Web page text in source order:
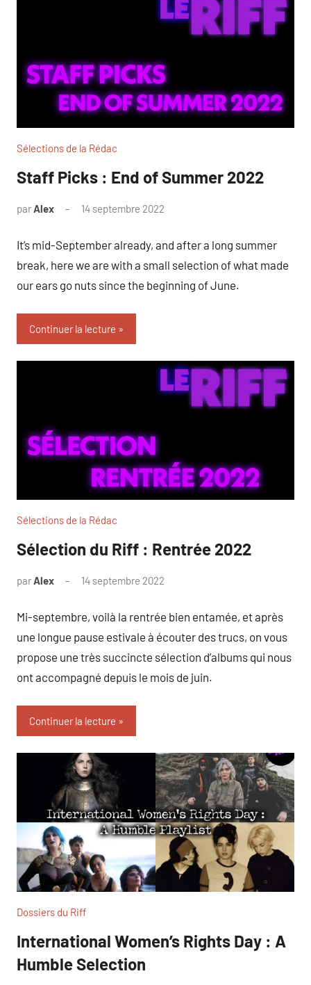
Sélections de la Rédac
Staff Picks : End of Summer 2022
parAlex 14 septembre 2022
It’s mid-September already, and after a long summer
break, here we are with a small selection of what made
our ears go nuts since the beginning of June.
Continuer la lecture
Sélections de la Rédac
Sélection du Riff : Rentrée 2022
parAlex 14 septembre 2022
Mi-septembre, voilà la rentrée bien entamée, et après
une longue pause estivale à écouter des trucs, on vous
propose une très succincte sélection d’albums qui nous
ont accompagné depuis le mois de juin.
Continuer la lecture
Dossiers du Riff
International Women’s Rights Day : A
Humble Selection